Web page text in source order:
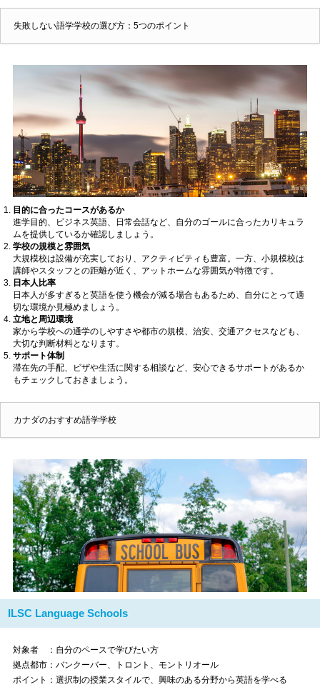
失敗しない語学学校の選び方：5つのポイント
目的に合ったコースがあるか
進学目的、ビジネス英語、日常会話など、自分のゴールに合ったカリキュラ
ムを提供しているか確認しましょう。
学校の規模と雰囲気
大規模校は設備が充実しており、アクティビティも豊富。一方、小規模校は
講師やスタッフとの距離が近く、アットホームな雰囲気が特徴です。
日本人比率
日本人が多すぎると英語を使う機会が減る場合もあるため、自分にとって適
切な環境か見極めましょう。
立地と周辺環境
家から学校への通学のしやすさや都市の規模、治安、交通アクセスなども、
大切な判断材料となります。
サポート体制
滞在先の手配、ビザや生活に関する相談など、安心できるサポートがあるか
もチェックしておきましょう。
カナダのおすすめ語学学校
ILSC Language Schools
対象者 ：自分のペースで学びたい方
拠点都市：バンクーバー、トロント、モントリオール
ポイント：選択制の授業スタイルで、興味のある分野から英語を学べる